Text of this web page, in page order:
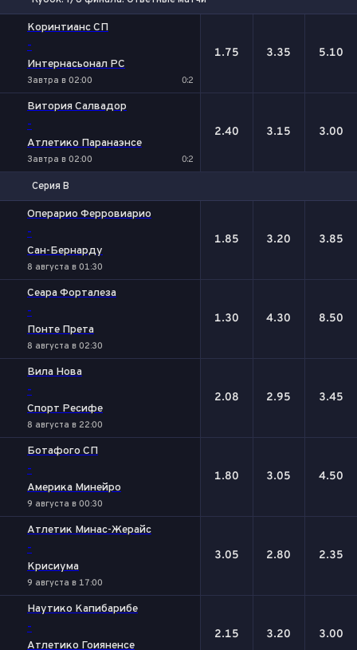
Коринтианс СП
-
Интернасьонал РС
Завтра в 02:00 0:2
1.75 3.35 5.10
Витория Салвадор
-
Атлетико Паранаэнсе
Завтра в 02:00 0:2
2.40 3.15 3.00
Серия В
Операрио Ферровиарио
-
Сан-Бернарду
8 августа в 01:30
1.85 3.20 3.85
Сеара Форталеза
-
Понте Прета
8 августа в 02:30
1.30 4.30 8.50
Вила Нова
-
Спорт Ресифе
8 августа в 22:00
2.08 2.95 3.45
Ботафого СП
-
Америка Минейро
9 августа в 00:30
1.80 3.05 4.50
Атлетик Минас-Жерайс
-
Крисиума
9 августа в 17:00
3.05 2.80 2.35
Наутико Капибарибе
-
Атлетико Гоияненсе
2.15 3.20 3.00